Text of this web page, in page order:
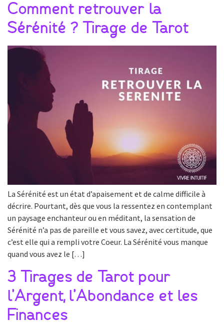
Comment retrouver la
Sérénité ? Tirage de Tarot
La Sérénité est un état d’apaisement et de calme difficile à
décrire. Pourtant, dès que vous la ressentez en contemplant
un paysage enchanteur ou en méditant, la sensation de
Sérénité n’a pas de pareille et vous savez, avec certitude, que
c’est elle qui a rempli votre Coeur. La Sérénité vous manque
quand vous avez le […]
3 Tirages de Tarot pour
l’Argent, l’Abondance et les
Finances